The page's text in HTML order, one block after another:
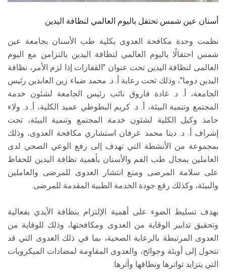
سجل الان
أسنان عين شمس تحتفل باليوم العالمي لنظافة اليدين
نظمت وحدة مكافحة العدوى بكلية طب الأسنان بجامعة عين
شمس احتفالًا باليوم العالمي لنظافة اليدين بالتزامن مع اليوم
العالمى لنظافة اليدين تحت عنوان "القفازات إذا لزم الأمر، نظافة
اليدين دوما"، وذلك تحت رعاية أ. د. محمد ضياء زين العابدين رئيس
الجامعة، أ. د. غادة فاروق نائب رئيس الجامعة لشئون خدمة
المجتمع وتنمية البيئة، أ. د. كريم البطوطي عميد الكلية، أ. د. ولاء
حامد وكيل الكلية لشئون خدمة المجتمع وتنمية البيئة، تحت
إشراف أ. د. دينا محمد عرفان استشاري مكافحة العدوى، وذلك
بمجموعة من الأنشطة التي تهدف إلى رفع الوعي الصحي لدى
العاملين بمجال طب الفم والأسنان بأهمية نظافة اليدين للحفاظ
على سلامة المرضى ومنع انتشار العدوى للمرضى والعاملين
والبيئة، وكذلك رفع جودة الخدمة الطبية المقدمة للمرضى.
بهدف تسليط الضوء على أهمية الإلتزام بنظافة الأيدي بفعالية
وتحقيق تدابير الوقاية من العدوى ومكافحتها، وذلك للوقاية من
العدوى المرتبطة بالرعاية الصحية، بما في ذلك العدوى التي قد
تتحول إلى أوبئة وجوائح، والعدوى المقاوِمة لمضادات الميكروبات
التي يتزايد تواترها ونطاقها وأثرها.